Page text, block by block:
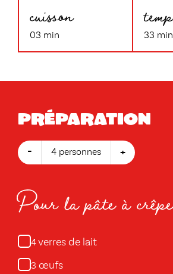
cuisson
03 min 33 min
Préparation
- 4 personnes +
Pour la pâte à
4verres de lait
3 œufs